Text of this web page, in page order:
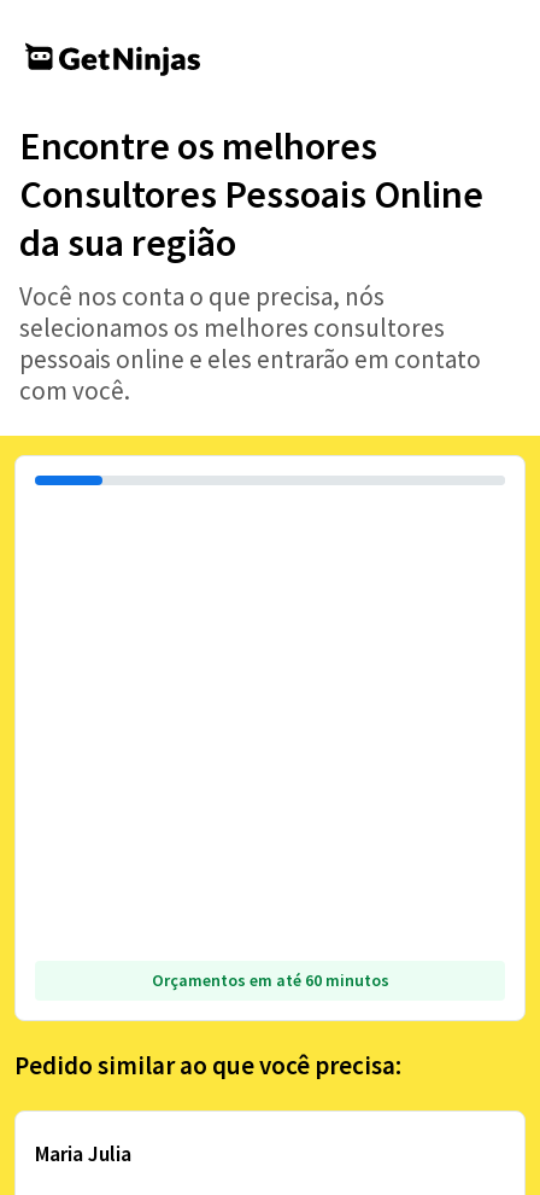
Encontre os melhores
Consultores Pessoais Online
da sua região
Você nos conta o que precisa, nós
selecionamos os melhores consultores
pessoais online e eles entrarão em contato
com você.
Orçamentos em até 60 minutos
Pedido similar ao que você precisa:
Maria Julia